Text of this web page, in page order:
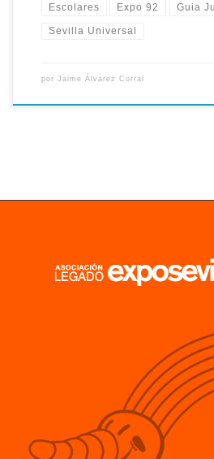
Escolares Expo 92 Guia
Sevilla Universal
por Jaime Álvarez Corral